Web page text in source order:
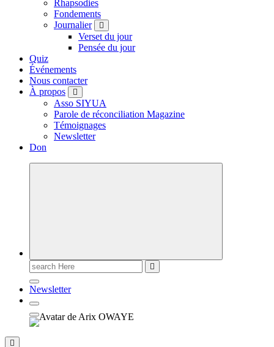
Rhapsodies
Fondements
Journalier
Verset du jour
Pensée du jour
Quiz
Événements
Nous contacter
À propos
Asso SIYUA
Parole de réconciliation Magazine
Témoignages
Newsletter
Don
Newsletter